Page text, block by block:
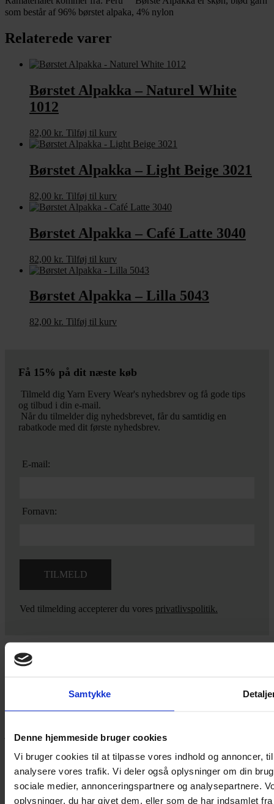
Samtykke
Denne hjemmeside bruger cookies
Vi bruger cookies til at tilpasse vores indhold og annoncer,
analysere vores trafik. Vi deler også oplysninger om din
sociale medier, annonceringspartnere og analysepartnere.
oplysninger, du har givet dem, eller som de har indsamlet
som består af 96% børstet alpaka, 4% nylon
Relaterede varer
Børstet Alpakka – Naturel White
1012
82,00 kr. Tilføj til kurv
Børstet Alpakka – Light Beige 3021
82,00 kr. Tilføj til kurv
Børstet Alpakka – Café Latte 3040
82,00 kr. Tilføj til kurv
Børstet Alpakka – Lilla 5043
82,00 kr. Tilføj til kurv
Få 15% på dit næste køb
Tilmeld dig Yarn Every Wear's nyhedsbrev og få gode tips
og tilbud i din e-mail.
Når du tilmelder dig nyhedsbrevet, får du samtidig en
rabatkode med dit første nyhedsbrev.
E-mail:
Fornavn:
Ved tilmelding accepterer du vores privatlivspolitik.
Yarn Every Wear
Hvis du bøvler med noget eller ønsker ny inspiration, så skriv til
jeg dig på vej.
Vestergade 12 6270, Tønder
60 51 96 50
post@yarneverywear.dk
CVR 43041649